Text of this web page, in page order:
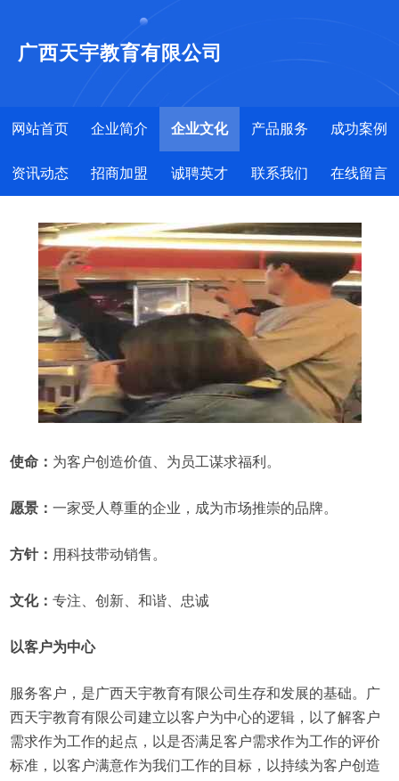
广西天宇教育有限公司
网站首页 企业简介 企业文化 产品服务 成功案例
资讯动态 招商加盟 诚聘英才 联系我们 在线留言
使命： 为客户创造价值、为员工谋求福利。
愿景：一家受人尊重的企业，成为市场推崇的品牌。
方针： 用科技带动销售。
文化：专注、创新、和谐、忠诚
以客户为中心
服务客户，是广西天宇教育有限公司生存和发展的基础。广
西天宇教育有限公司建立以客户为中心的逻辑，以了解客户
需求作为工作的起点，以是否满足客户需求作为工作的评价
标准，以客户满意作为我们工作的目标，以持续为客户创造